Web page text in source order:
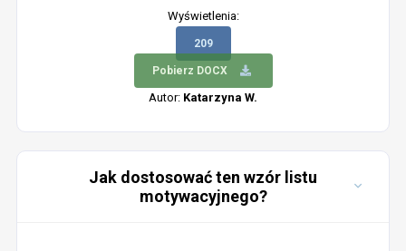
Wyświetlenia:
209
Pobierz DOCX
Autor: Katarzyna W.
Jak dostosować ten wzór listu
motywacyjnego?